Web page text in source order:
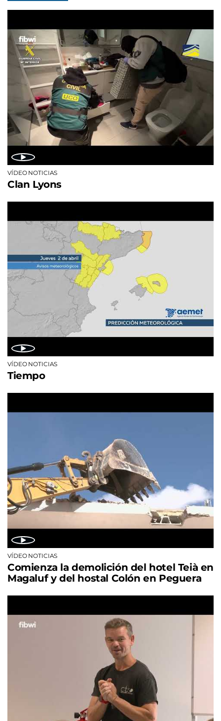
VÍDEO NOTICIAS
Clan Lyons
VÍDEO NOTICIAS
Tiempo
VÍDEO NOTICIAS
Comienza la demolición del hotel Teià en
Magaluf y del hostal Colón en Peguera